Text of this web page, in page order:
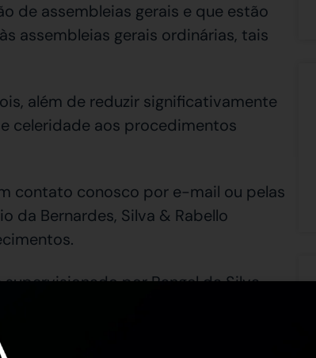
de assembleias gerais e que estão
assembleias gerais ordinárias, tais
além de reduzir significativamente
celeridade aos procedimentos
contato conosco por e-mail ou pelas
da Bernardes, Silva & Rabello
por Rangel da Silva